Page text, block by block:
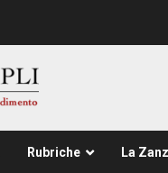
Rubriche La